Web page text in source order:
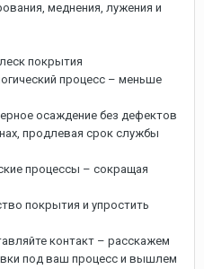
меднения, лужения и
покрытия
процесс – меньше
осаждение без дефектов
продлевая срок службы
процессы – сокращая
покрытия и упростить
контакт – расскажем
под ваш процесс и вышлем